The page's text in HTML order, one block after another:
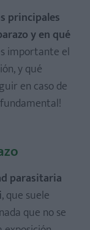
principales
y en qué
importante el
y qué
en caso de
parasitaria
, que suele
que no se